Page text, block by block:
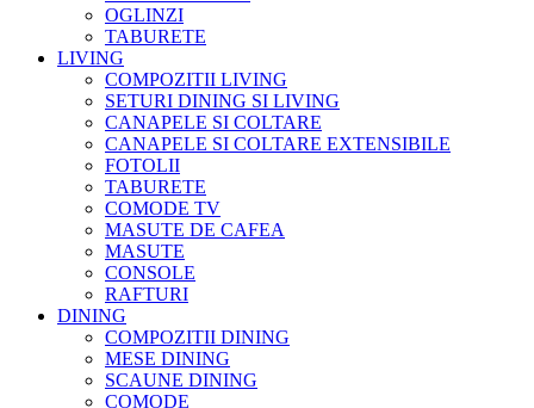
OGLINZI
TABURETE
LIVING
COMPOZITII LIVING
SETURI DINING SI LIVING
CANAPELE SI COLTARE
CANAPELE SI COLTARE EXTENSIBILE
FOTOLII
TABURETE
COMODE TV
MASUTE DE CAFEA
MASUTE
CONSOLE
RAFTURI
DINING
COMPOZITII DINING
MESE DINING
SCAUNE DINING
COMODE